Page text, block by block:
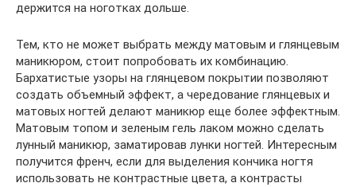
держится на ноготках дольше.
Тем, кто не может выбрать между матовым и глянцевым
маникюром, стоит попробовать их комбинацию.
Бархатистые узоры на глянцевом покрытии позволяют
создать объемный эффект, а чередование глянцевых и
матовых ногтей делают маникюр еще более эффектным.
Матовым топом и зеленым гель лаком можно сделать
лунный маникюр, заматировав лунки ногтей. Интересным
получится френч, если для выделения кончика ногтя
использовать не контрастные цвета, а контрасты